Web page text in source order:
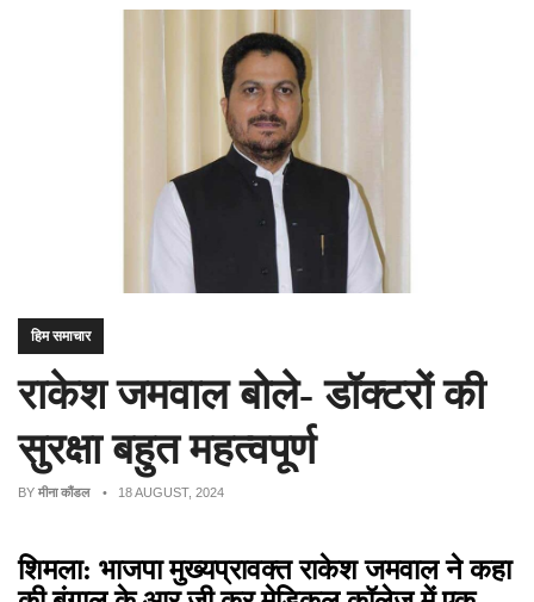
हिम समाचार
राकेश जमवाल बोले- डॉक्टरों की
सुरक्षा बहुत महत्वपूर्ण
BY मीना कौंडल • 18 AUGUST, 2024
शिमला: भाजपा मुख्यप्रावक्त राकेश जमवाल ने कहा